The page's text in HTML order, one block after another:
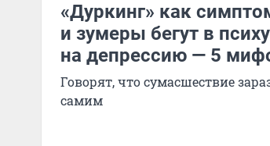
«Дуркинг» как
и зумеры бегут в
на депрессию — 5
Говорят, что сумасшествие
самим